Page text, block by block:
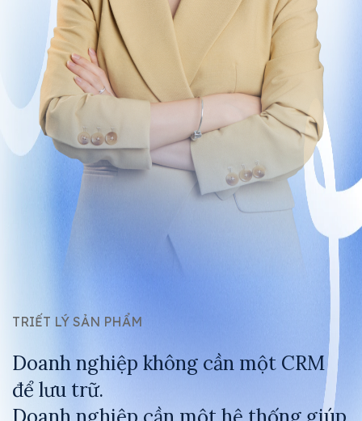
TRIẾT LÝ SẢN PHẨM
Doanh nghiệp không cần một CRM
để lưu trữ.